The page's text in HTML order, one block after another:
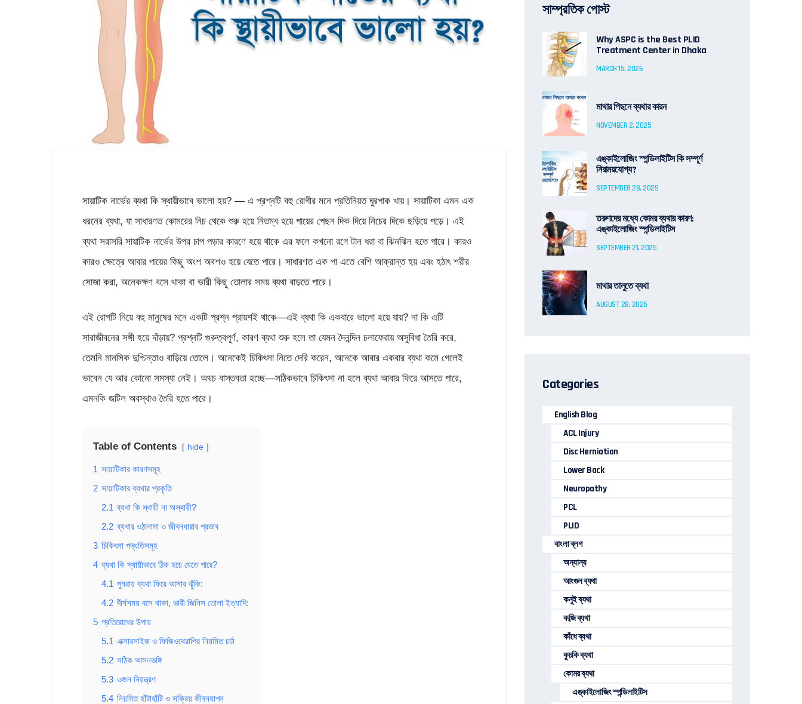
সায়াটিক নার্ভের ব্যথা কি স্থায়ীভাবে ভালো হয়? — এ প্রশ্নটি বহু রোগীর মনে প্রতিনিয়ত ঘুরপাক খায়। সায়াটিকা এমন এক
ধরনের ব্যথা, যা সাধারণত কোমরের নিচ থেকে শুরু হয়ে নিতম্ব হয়ে পায়ের পেছন দিক দিয়ে নিচের দিকে ছড়িয়ে পড়ে। এই
ব্যথা সরাসরি সায়াটিক নার্ভের উপর চাপ পড়ার কারণে হয়ে থাকে এর ফলে কখনো রগে টান ধরা বা ঝিনঝিন হতে পারে। কারও
কারও ক্ষেত্রে আবার পায়ের কিছু অংশ অবশও হয়ে যেতে পারে। সাধারণত এক পা এতে বেশি আক্রান্ত হয় এবং হঠাৎ শরীর
সোজা করা, অনেকক্ষণ বসে থাকা বা ভারী কিছু তোলার সময় ব্যথা বাড়তে পারে।
এই রোগটি নিয়ে বহু মানুষের মনে একটি প্রশ্ন প্রায়শই থাকে—এই ব্যথা কি একবারে ভালো হয়ে যায়? না কি এটি
সারাজীবনের সঙ্গী হয়ে দাঁড়ায়? প্রশ্নটি গুরুত্বপূর্ণ, কারণ ব্যথা শুরু হলে তা যেমন দৈনন্দিন চলাফেরায় অসুবিধা তৈরি করে,
তেমনি মানসিক দুশ্চিন্তাও বাড়িয়ে তোলে। অনেকেই চিকিৎসা নিতে দেরি করেন, অনেকে আবার একবার ব্যথা কমে গেলেই
ভাবেন যে আর কোনো সমস্যা নেই। অথচ বাস্তবতা হচ্ছে—সঠিকভাবে চিকিৎসা না হলে ব্যথা আবার ফিরে আসতে পারে,
এমনকি জটিল অবস্থাও তৈরি হতে পারে।
Table of Contents hide
1 সায়াটিকার কারণসমূহ
2 সায়াটিকার ব্যথার প্রকৃতি
2.1 ব্যথা কি স্থায়ী না অস্থায়ী?
2.2 ব্যথার ওঠানামা ও জীবনধারার প্রভাব
3 চিকিৎসা পদ্ধতিসমূহ
4 ব্যথা কি স্থায়ীভাবে ঠিক হয়ে যেতে পারে?
4.1 পুনরায় ব্যথা ফিরে আসার ঝুঁকি:
4.2 দীর্ঘসময় বসে থাকা, ভারী জিনিস তোলা ইত্যাদি:
5 প্রতিরোধের উপায়
5.1 এক্সারসাইজ ও ফিজিওথেরাপির নিয়মিত চর্চা
5.2 সঠিক আসনভঙ্গি
5.3 ওজন নিয়ন্ত্রণ
5.4 নিয়মিত হাঁটাহাঁটি ও সক্রিয় জীবনযাপন
সাম্প্রতিক পোস্ট
Why ASPC is the Best PLID
Treatment Center in Dhaka
MARCH 15, 2026
মাথার পিছনে ব্যথার কারন
NOVEMBER 2, 2025
এঙ্কাইলোজিং স্পন্ডিলাইটিস কি সম্পূর্ণ
নিরাময়যোগ্য?
SEPTEMBER 28, 2025
তরুণদের মধ্যে কোমর ব্যথার কারণ:
এঙ্কাইলোজিং স্পন্ডিলাইটিস
SEPTEMBER 21, 2025
মাথার তালুতে ব্যথা
AUGUST 28, 2025
Categories
English Blog
ACL Injury
Disc Herniation
Lower Back
Neuropathy
PCL
PLID
বাংলা ব্লগ
অন্যান্য
আংগুল ব্যথা
কনুই ব্যথা
কব্জি ব্যথা
কাঁধে ব্যথা
কুচকি ব্যথা
কোমর ব্যথা
এঙ্কাইলোজিং স্পন্ডিলাইটিস